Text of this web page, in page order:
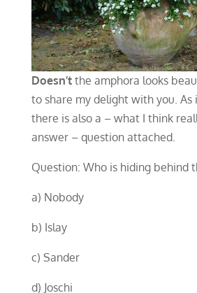
Doesn’tthe amphora looks
to share my delight with you. As
there is also a – what I think
answer – question attached.
Question: Who is hiding behind
a) Nobody
b) Islay
c) Sander
d) Joschi